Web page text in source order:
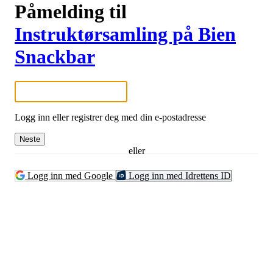
Påmelding til
Instruktørsamling på Bien
Snackbar
Logg inn eller registrer deg med din e-postadresse
Neste
eller
Logg inn med Google Logg inn med Idrettens ID